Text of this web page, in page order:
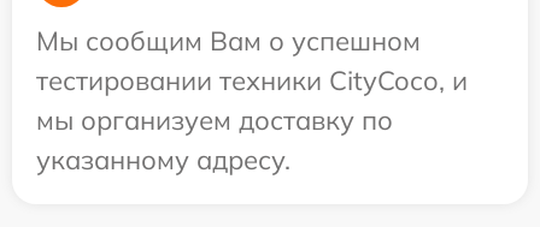
Мы сообщим Вам о успешном
тестировании техники CityCoco, и
мы организуем доставку по
указанному адресу.